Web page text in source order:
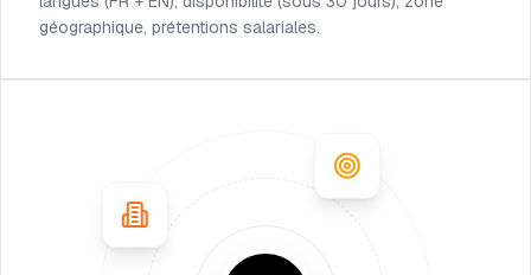
géographique, prétentions salariales.